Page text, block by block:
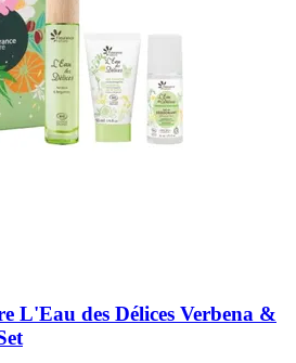
L'Eau des Délices Verbena &